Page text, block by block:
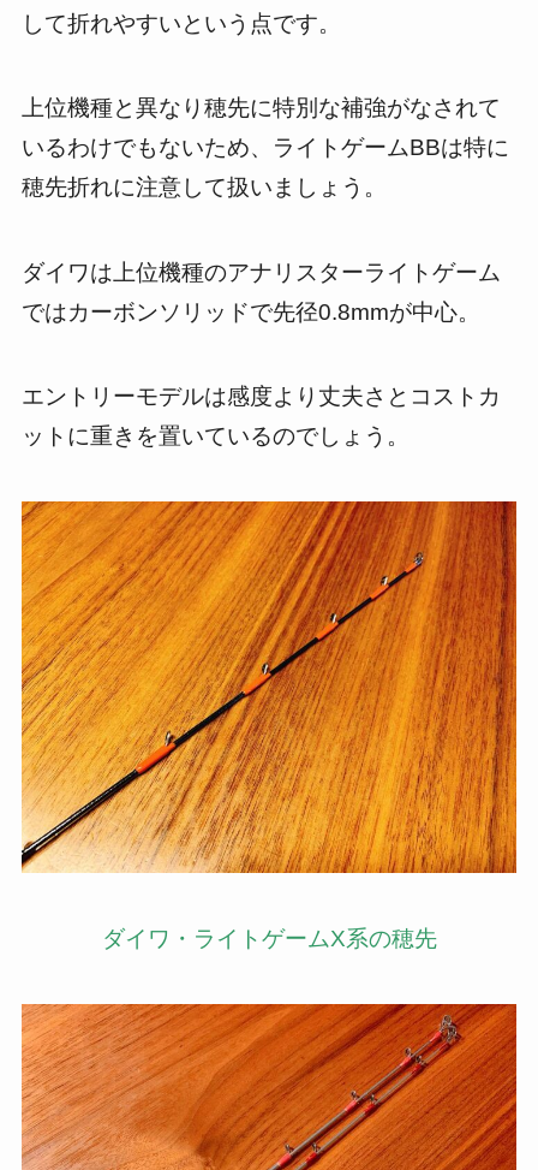
して折れやすいという点です。
上位機種と異なり穂先に特別な補強がなされて
いるわけでもないため、ライトゲームBBは特に
穂先折れに注意して扱いましょう。
ダイワは上位機種のアナリスターライトゲーム
ではカーボンソリッドで先径0.8mmが中心。
エントリーモデルは感度より丈夫さとコストカ
ットに重きを置いているのでしょう。
ダイワ・ライトゲームX系の穂先